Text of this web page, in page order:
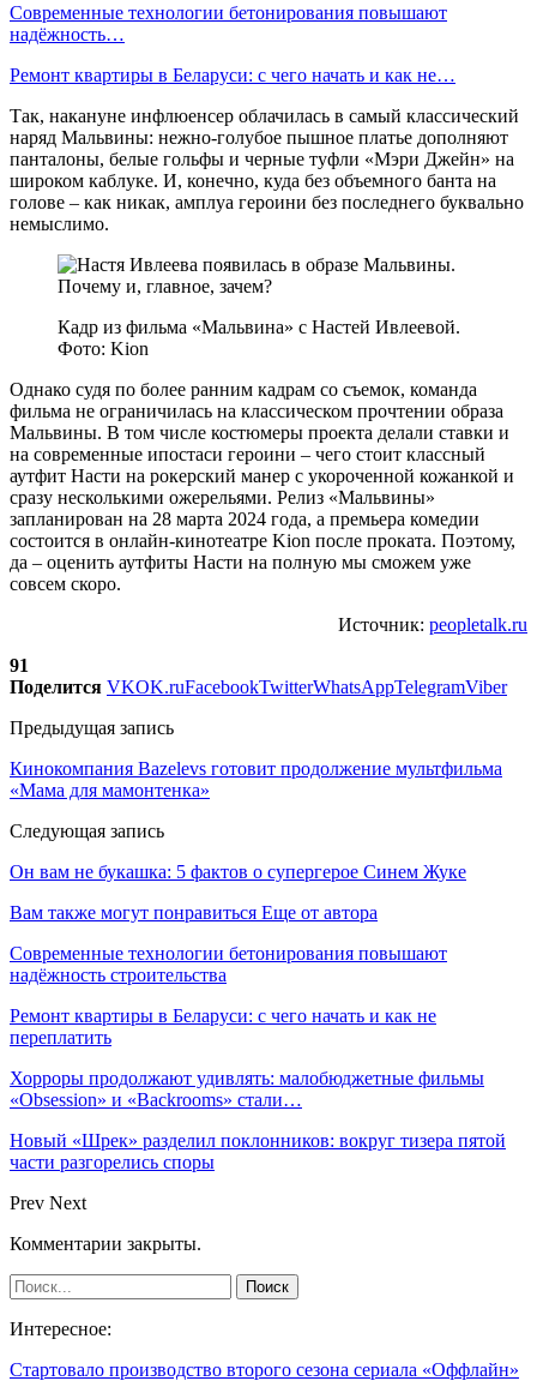
Современные технологии бетонирования повышают
надёжность…
Ремонт квартиры в Беларуси: с чего начать и как не…
Так, накануне инфлюенсер облачилась в самый классический
наряд Мальвины: нежно-голубое пышное платье дополняют
панталоны, белые гольфы и черные туфли «Мэри Джейн» на
широком каблуке. И, конечно, куда без объемного банта на
голове – как никак, амплуа героини без последнего буквально
немыслимо.
Кадр из фильма «Мальвина» с Настей Ивлеевой.
Фото: Kion
Однако судя по более ранним кадрам со съемок, команда
фильма не ограничилась на классическом прочтении образа
Мальвины. В том числе костюмеры проекта делали ставки и
на современные ипостаси героини – чего стоит классный
аутфит Насти на рокерский манер с укороченной кожанкой и
сразу несколькими ожерельями. Релиз «Мальвины»
запланирован на 28 марта 2024 года, а премьера комедии
состоится в онлайн-кинотеатре Kion после проката. Поэтому,
да – оценить аутфиты Насти на полную мы сможем уже
совсем скоро.
Источник: peopletalk.ru
91
Поделится VKOK.ruFacebookTwitterWhatsAppTelegramViber
Предыдущая запись
Кинокомпания Bazelevs готовит продолжение мультфильма
«Мама для мамонтенка»
Следующая запись
Он вам не букашка: 5 фактов о супергерое Синем Жуке
Вам также могут понравиться Еще от автора
Современные технологии бетонирования повышают
надёжность строительства
Ремонт квартиры в Беларуси: с чего начать и как не
переплатить
Хорроры продолжают удивлять: малобюджетные фильмы
«Obsession» и «Backrooms» стали…
Новый «Шрек» разделил поклонников: вокруг тизера пятой
части разгорелись споры
Prev Next
Комментарии закрыты.
Интересное:
Стартовало производство второго сезона сериала «Оффлайн»